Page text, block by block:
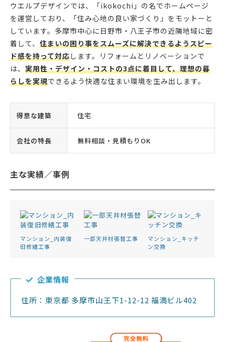
ウエルプデザインでは、「ikokochi」の名でホームページ
を運営しており、「住み心地の良い家づくり」をモットーと
しています。多摩市中心に日野市・八王子市の近隣地域に密
着して、 住まいの困り事をスムーズに解決できるようスピー
ド感を持って対応します。リフォームとリノベーションで
は、 実用性・デザイン・コストの3点に着目して、理想の暮
らしを実現できるよう快適な住まい環境を生み出します。
得意な建築 住宅
会社の特長 無料相談・見積もりOK
主な実績／事例
マンション_内装復
旧修繕工事
一部天井材張替工事
マンション_キッチ
ン交換
企業情報
住所：東京都 多摩市山王下1-12-12 福満ビル402